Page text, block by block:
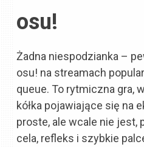
osu!
Żadna niespodzianka –
osu! na streamach
queue. To rytmiczna gra,
kółka pojawiające się na
proste, ale wcale nie jest,
cela, refleks i szybkie